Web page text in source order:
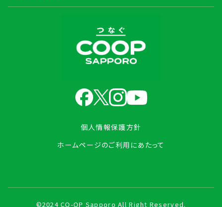
個人情報保護方針
ホームページのご利用にあたって
©2024 CO-OP Sapporo All Right Reserved.